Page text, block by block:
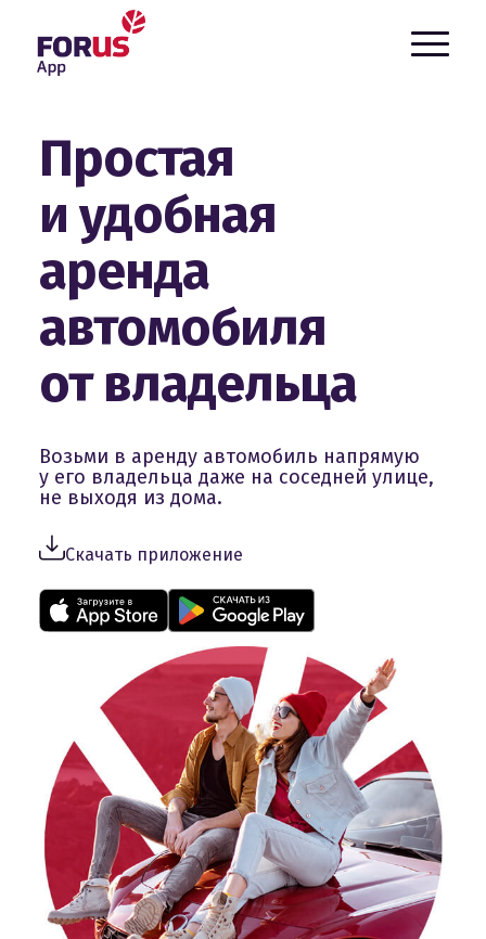
Простая
и удобная
аренда
автомобиля
от владельца
Возьми в аренду автомобиль напрямую
у его владельца даже на соседней улице,
не выходя из дома.
Скачать приложение